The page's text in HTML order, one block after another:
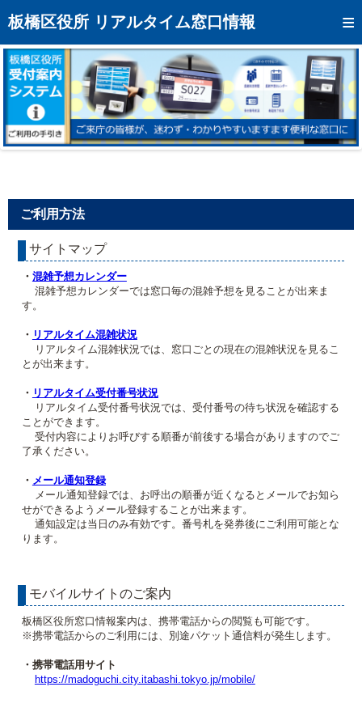
板橋区役所 リアルタイム窓口情報
トップページへ
混雑予想カレンダー
リアルタイム混雑状況
リアルタイム受付番号状況
メール通知登録
モバイルサイト
アクセス
区役所フロアマップ
ご利用方法
サイトマップ
・ 混雑予想カレンダー
混雑予想カレンダーでは窓口毎の混雑予想を見ることが出来ま
す。
・ リアルタイム混雑状況
リアルタイム混雑状況では、窓口ごとの現在の混雑状況を見るこ
とが出来ます。
・ リアルタイム受付番号状況
リアルタイム受付番号状況では、受付番号の待ち状況を確認する
ことができます。
受付内容によりお呼びする順番が前後する場合がありますのでご
了承ください。
・ メール通知登録
メール通知登録では、お呼出の順番が近くなるとメールでお知ら
せができるようメール登録することが出来ます。
通知設定は当日のみ有効です。番号札を発券後にご利用可能とな
ります。
モバイルサイトのご案内
板橋区役所窓口情報案内は、携帯電話からの閲覧も可能です。
※携帯電話からのご利用には、別途パケット通信料が発生します。
・携帯電話用サイト
https://madoguchi.city.itabashi.tokyo.jp/mobile/